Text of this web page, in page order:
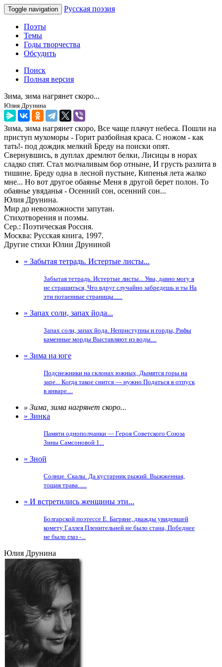
Toggle navigation Русская поэзия
Поэты
Темы
Годы творчества
Обсудить
Поиск
Полная версия
Зима, зима нагрянет скоро...
Юлия Друнина
Зима, зима нагрянет скоро, Все чаще плачут небеса. Пошли на
приступ мухоморы - Горит разбойная краса. С ножом - как
тать!- под дождик мелкий Бреду на поиски опят.
Свернувшись, в дуплах дремлют белки, Лисицы в норах
сладко спят. Стал молчаливым бор отныне, И грусть разлита в
тишине. Бреду одна в лесной пустыне, Кипенья лета жалко
мне... Но вот другое обаянье Меня в другой берет полон. То
обаянье увяданья - Осенний сон, осенний сон...
Юлия Друнина.
Мир до невозможности запутан.
Стихотворения и поэмы.
Сер.: Поэтическая Россия.
Москва: Русская книга, 1997.
Другие стихи Юлии Друниной
» Забытая тетрадь. Истертые листы...
Забытая тетрадь. Истертые листы... Увы, давно могу я
не страшиться, Что вдруг случайно забредешь и ты На
эти потаенные страницы......
» Запах соли, запах йода...
Запах соли, запах йода. Неприступны и горды, Рифы
каменные морды Выставляют из воды....
» Зима на юге
Подснежники на склонах южных, Дымятся горы на
заре... Когда такое снится — нужно Податься в отпуск
в январе....
» Зима, зима нагрянет скоро...
» Зинка
Памяти однополчанки — Героя Советского Союза
Зины Самсоновой 1...
» Зной
Солнце. Скалы. Да кустарник рыжий. Выжженная,
тощая трава......
» И встретились женщины эти...
Болгарской поэтессе Е. Багряне, дважды увидевшей
комету Галлея Пленительней не было стана, Победнее
не было глаз -...
Юлия Друнина